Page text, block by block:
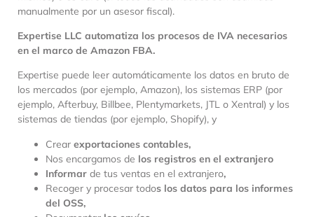
manualmente por un asesor fiscal).
Expertise LLC automatiza los procesos de IVA necesarios
en el marco de Amazon FBA.
Expertise puede leer automáticamente los datos en bruto de
los mercados (por ejemplo, Amazon), los sistemas ERP (por
ejemplo, Afterbuy, Billbee, Plentymarkets, JTL o Xentral) y los
sistemas de tiendas (por ejemplo, Shopify), y
Crear exportaciones contables,
Nos encargamos de los registros en el extranjero
Informar de tus ventas en el extranjero,
Recoger y procesar todos los datos para los informes
del OSS,